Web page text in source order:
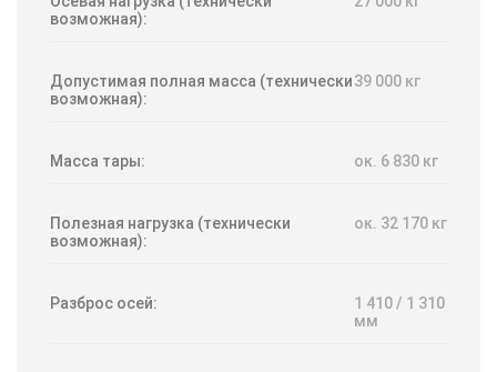
возможная):
Допустимая полная масса (технически
возможная):
39 000 кг
Масса тары: ок. 6 830 кг
Полезная нагрузка (технически
возможная):
ок. 32 170 кг
Разброс осей:
1 410 / 1 310
мм